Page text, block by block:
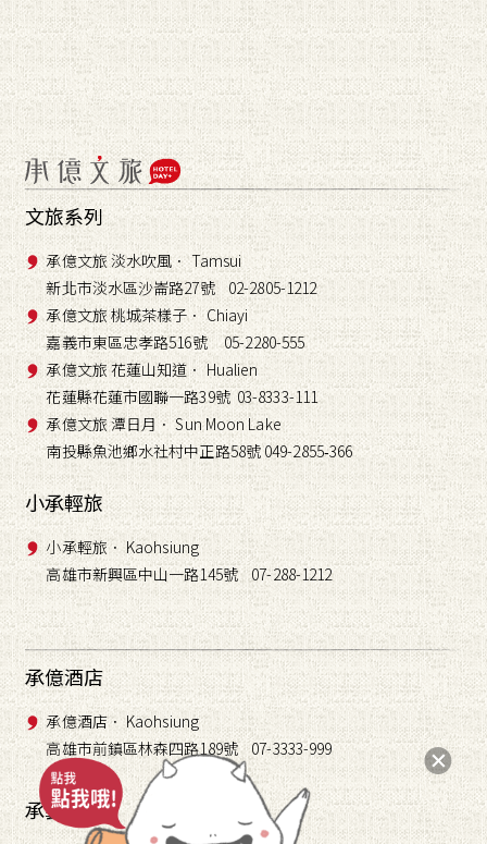
文旅系列
承億文旅 淡水吹風． Tamsui
新北市淡水區沙崙路27號 02-2805-1212
承億文旅 桃城茶樣子． Chiayi
嘉義市東區忠孝路516號 05-2280-555
承億文旅 花蓮山知道． Hualien
花蓮縣花蓮市國聯一路39號 03-8333-111
承億文旅 潭日月． Sun Moon Lake
南投縣魚池鄉水社村中正路58號 049-2855-366
小承輕旅
小承輕旅． Kaohsiung
高雄市新興區中山一路145號 07-288-1212
承億酒店
承億酒店． Kaohsiung
高雄市前鎮區林森四路189號 07-3333-999
承藝術